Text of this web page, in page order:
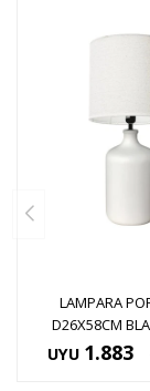
LAMPARA
D26X58CM
UYU 1.883